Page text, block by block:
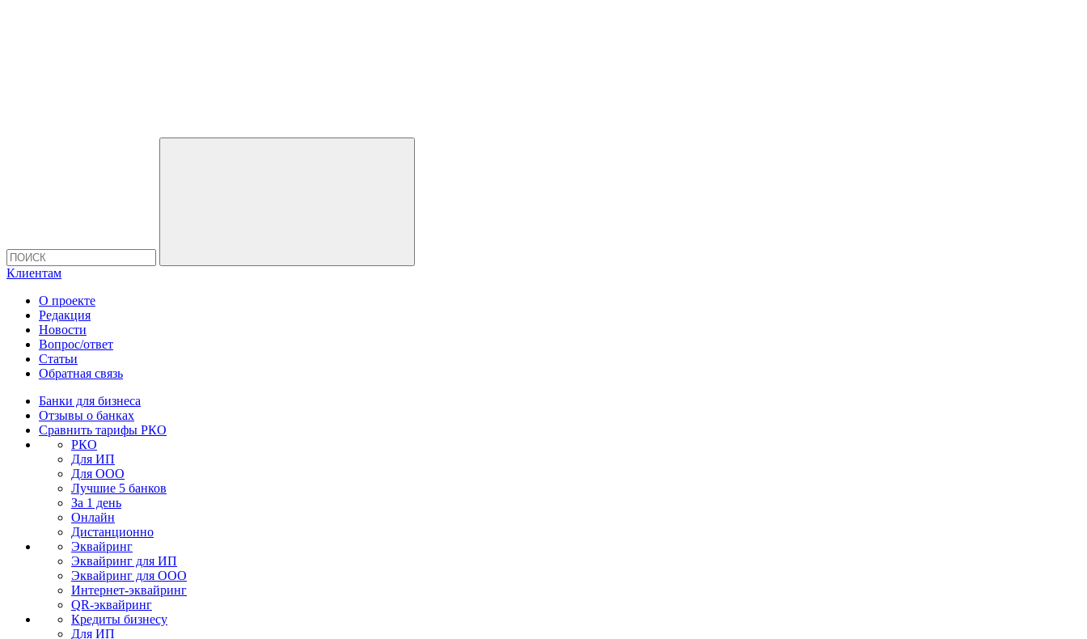
Клиентам
О проекте
Редакция
Новости
Вопрос/ответ
Статьи
Обратная связь
Банки для бизнеса
Отзывы о банках
Сравнить тарифы РКО
РКО
Для ИП
Для ООО
Лучшие 5 банков
За 1 день
Онлайн
Дистанционно
Эквайринг
Эквайринг для ИП
Эквайринг для ООО
Интернет-эквайринг
QR-эквайринг
Кредиты бизнесу
Для ИП